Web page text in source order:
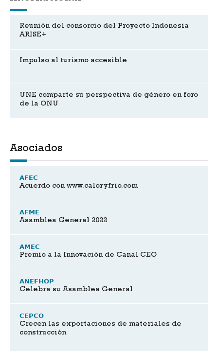
Reunión del consorcio del Proyecto Indonesia
ARISE+
Impulso al turismo accesible
UNE comparte su perspectiva de género en foro
de la ONU
Asociados
AFEC
Acuerdo con www.caloryfrio.com
AFME
Asamblea General 2022
AMEC
Premio a la Innovación de Canal CEO
ANEFHOP
Celebra su Asamblea General
CEPCO
Crecen las exportaciones de materiales de
construcción